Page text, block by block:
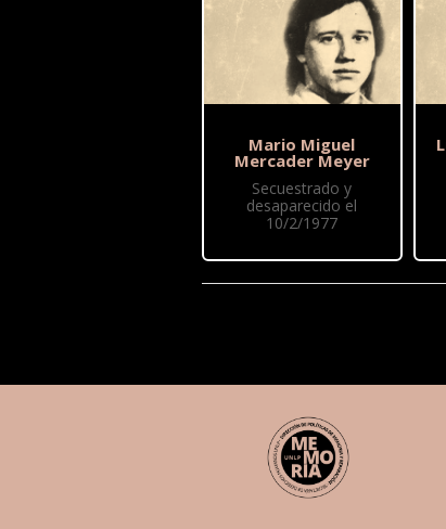
Mario Miguel
Mercader Meyer
Secuestrado y
desaparecido el
10/2/1977